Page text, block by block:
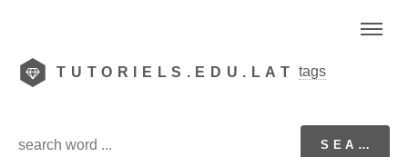
TUTORIELS.EDU.LAT tags